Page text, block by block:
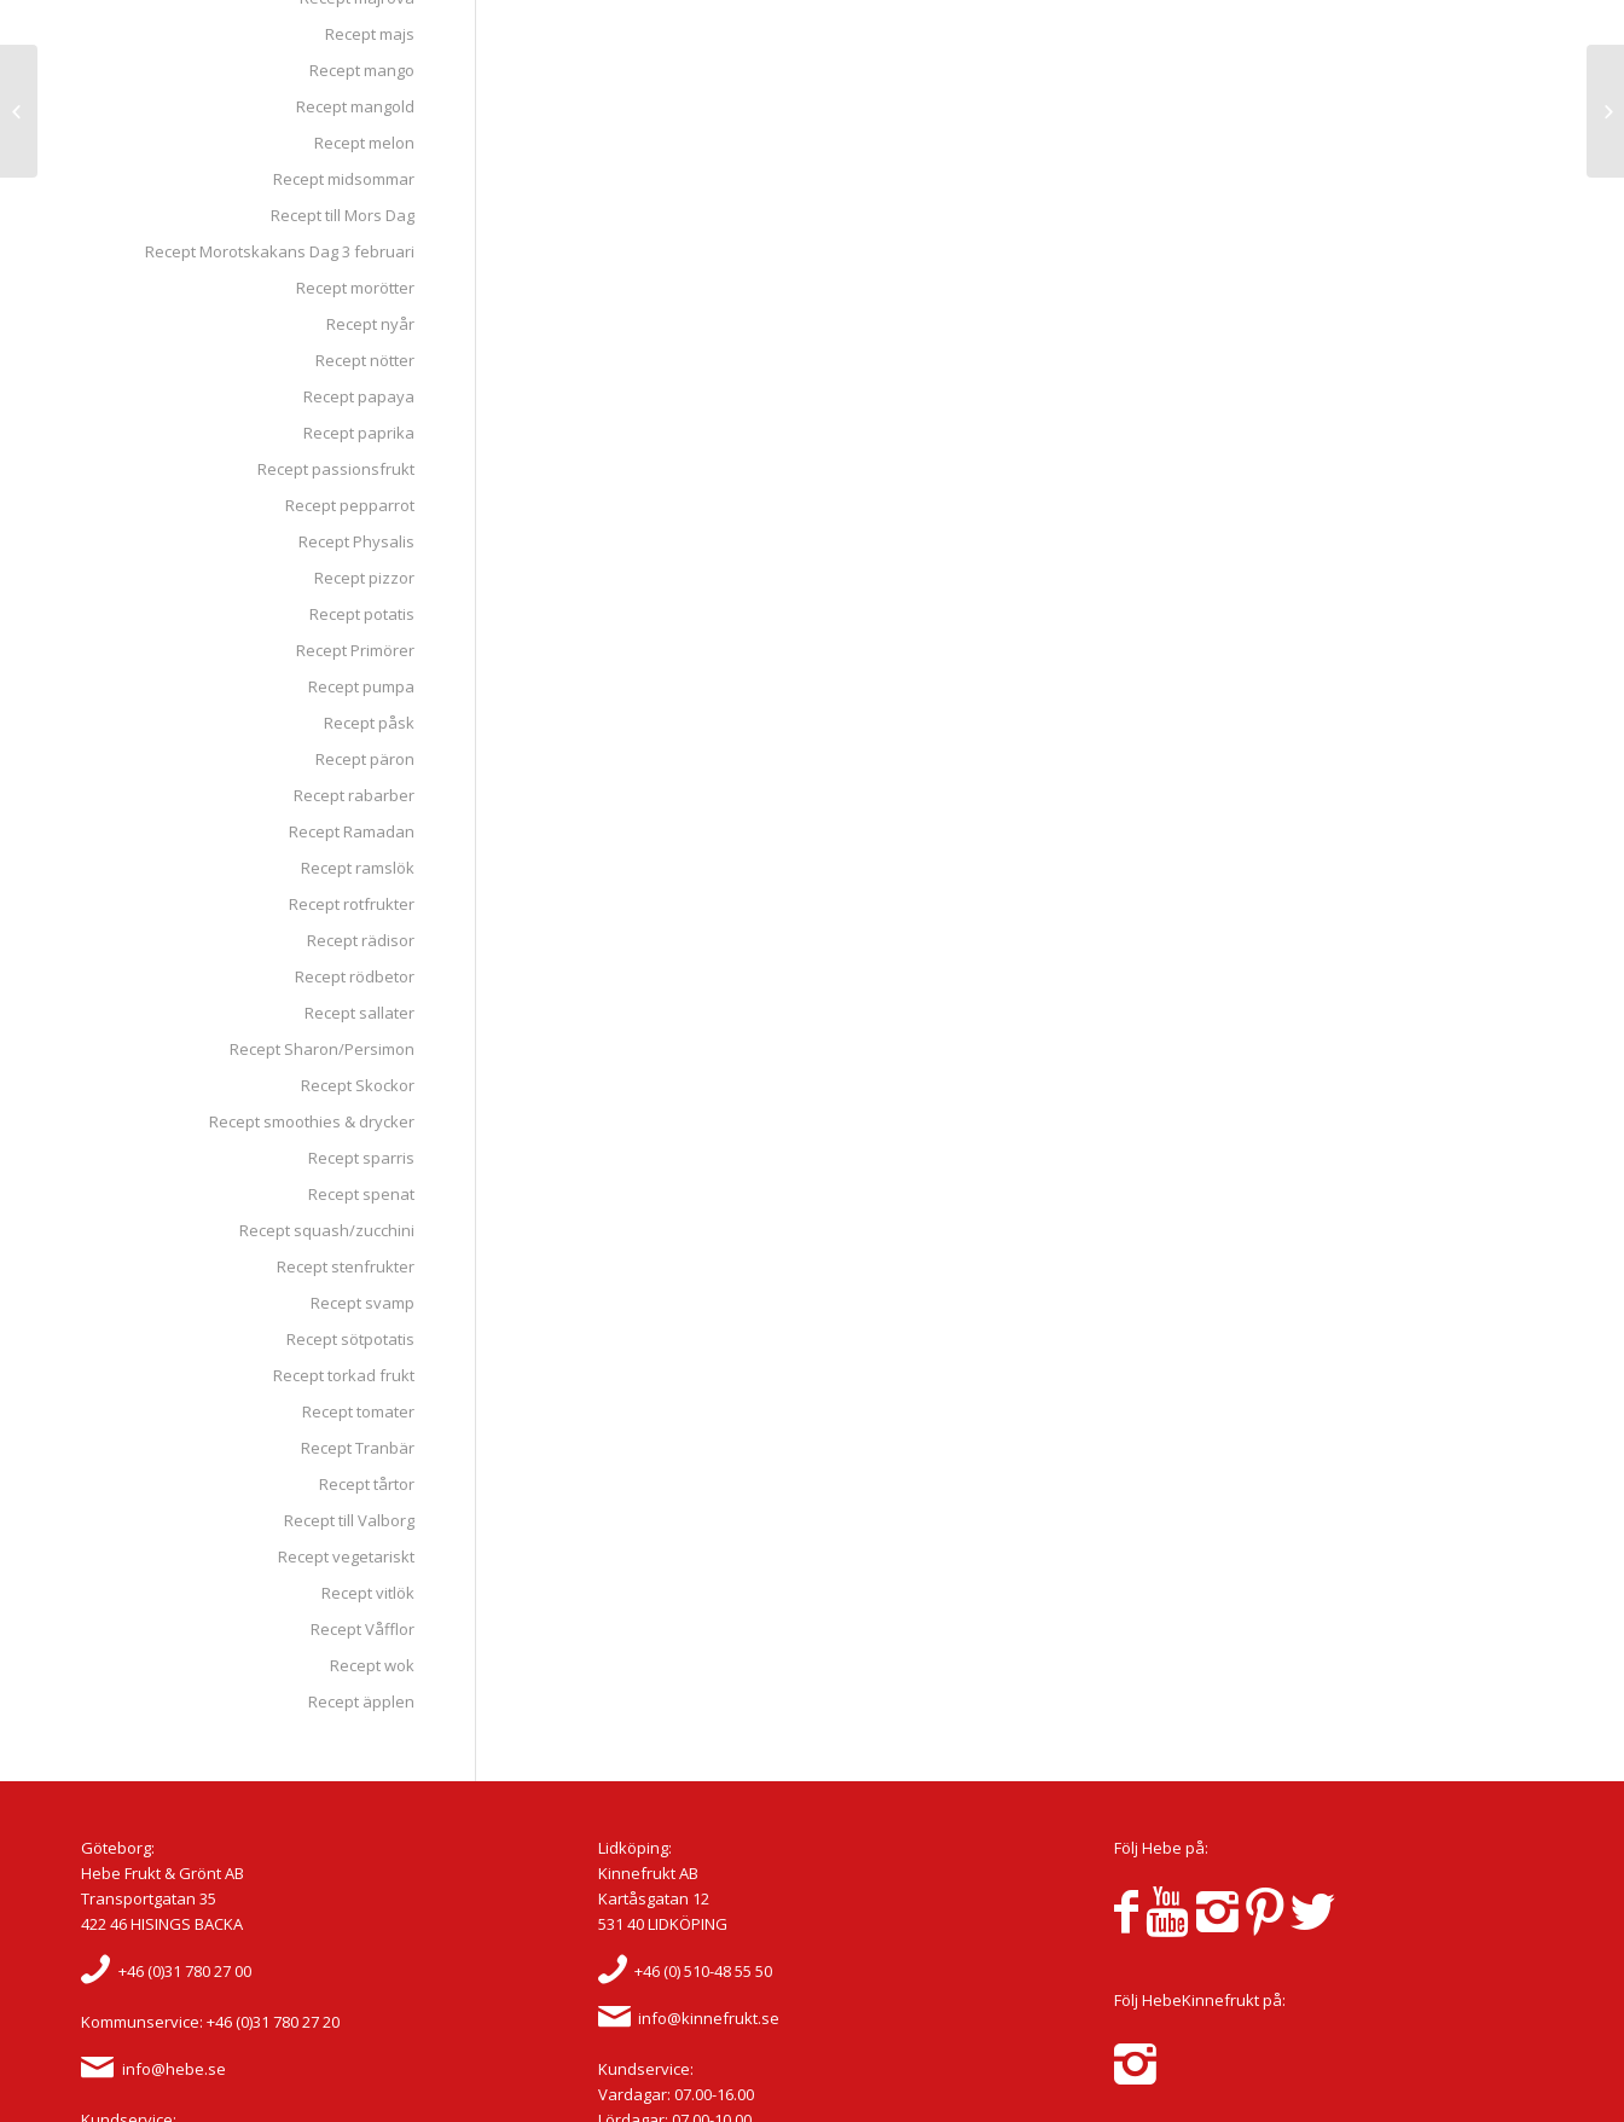
Recept majs
Recept mango
Recept mangold
Recept melon
Recept midsommar
Recept till Mors Dag
Recept Morotskakans Dag 3 februari
Recept morötter
Recept nyår
Recept nötter
Recept papaya
Recept paprika
Recept passionsfrukt
Recept pepparrot
Recept Physalis
Recept pizzor
Recept potatis
Recept Primörer
Recept pumpa
Recept påsk
Recept päron
Recept rabarber
Recept Ramadan
Recept ramslök
Recept rotfrukter
Recept rädisor
Recept rödbetor
Recept sallater
Recept Sharon/Persimon
Recept Skockor
Recept smoothies & drycker
Recept sparris
Recept spenat
Recept squash/zucchini
Recept stenfrukter
Recept svamp
Recept sötpotatis
Recept torkad frukt
Recept tomater
Recept Tranbär
Recept tårtor
Recept till Valborg
Recept vegetariskt
Recept vitlök
Recept Våfflor
Recept wok
Recept äpplen
Göteborg:
Hebe Frukt & Grönt AB
Transportgatan 35
422 46 HISINGS BACKA
+46 (0)31 780 27 00
Kommunservice: +46 (0)31 780 27 20
info@hebe.se
Lidköping:
Kinnefrukt AB
Kartåsgatan 12
531 40 LIDKÖPING
+46 (0) 510-48 55 50
info@kinnefrukt.se
Kundservice:
Vardagar: 07.00-16.00
Följ Hebe på:
Följ HebeKinnefrukt på: